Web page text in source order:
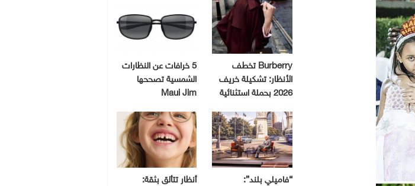
Burberry تخطف
الأنظار: تشكيلة خريف
2026 بحملة استثنائية
5 خرافات عن النظارات
الشمسية تصححها
Maui Jim
“فاميلي بلند”:
أنظار تتألق بثقة: